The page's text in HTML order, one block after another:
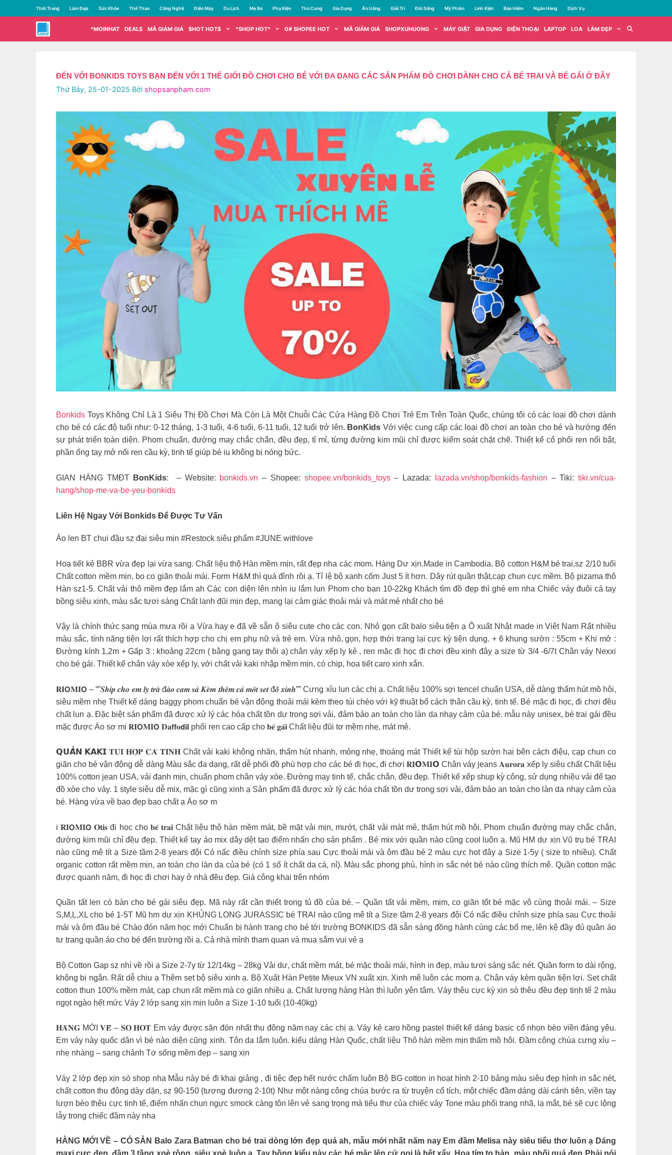
đến
dung
Thời Trang Làm Đẹp Sức Khỏe Thể Thao Công Nghệ Điện Máy Du Lịch Mẹ Bé Phụ Kiện Thú Cưng Gia Dụng Ăn Uống Giải Trí Đời Sống Mỹ Phẩm Linh Kiện Bảo Hiểm Ngân Hàng Dịch Vụ
*MOINHAT DEALS MÃ GIẢM GIÁ $HOT HOT$ *SHOP HOT* 0# SHOPEE HOT MÃ GIẢM GIÁ SHOPXUHUONG MÁY GIẶT GIA DỤNG ĐIỆN THOẠI LAPTOP LOA LÀM ĐẸP
ĐẾN VỚI BONKIDS TOYS BẠN ĐẾN VỚI 1 THẾ GIỚI ĐỒ CHƠI CHO BÉ VỚI ĐA DẠNG CÁC SẢN PHẨM ĐỒ CHƠI DÀNH CHO CẢ BÉ TRAI VÀ BÉ GÁI Ở ĐÂY
Thứ Bảy, 25-01-2025 Bởi shopsanpham.com
Bonkids Toys Không Chỉ Là 1 Siêu Thị Đồ Chơi Mà Còn Là Một Chuỗi Các Cửa Hàng Đồ Chơi Trẻ Em Trên Toàn Quốc, chúng tôi có các loại đồ chơi dành
cho bé có các độ tuổi như: 0-12 tháng, 1-3 tuổi, 4-6 tuổi, 6-11 tuổi, 12 tuổi trở lên. BonKids Với việc cung cấp các loại đồ chơi an toàn cho bé và hướng đến
sự phát triển toàn diện. Phom chuẩn, đường may chắc chắn, đều đẹp, tỉ mỉ, từng đường kim mũi chỉ được kiểm soát chặt chẽ. Thiết kế cổ phối ren nổi bật,
phần ống tay mở nối ren cầu kỳ, tinh tế giúp bé iu không bị nóng bức.
GIAN HÀNG TMĐT BonKids: – Website: bonkids.vn – Shopee: shopee.vn/bonkids_toys– Lazada: lazada.vn/shop/bonkids-fashion – Tiki: tiki.vn/cua-
hang/shop-me-va-be-yeu-bonkids
Liên Hệ Ngay Với Bonkids Để Được Tư Vấn
Áo len BT chui đầu sz đại siêu mịn #Restock siêu phẩm #JUNE withlove
Hoạ tiết kẻ BBR vừa đẹp lại vừa sang. Chất liệu thô Hàn mềm mịn, rất đẹp nha các mom. Hàng Dư xịn.Made in Cambodia. Bộ cotton H&M bé trai,sz 2/10 tuổi
Chất cotton mềm mịn, bo co giãn thoải mái. Form H&M thì quá đỉnh rồi ạ. Tỉ lệ bộ xanh cốm Just 5 ít hơn. Dây rút quần thật,cạp chun cực mềm. Bộ pizama thô
Hàn sz1-5. Chất vải thô mềm đẹp lắm ah Các con diện lên nhìn iu lắm lun Phom cho bạn 10-22kg Khách tìm đồ đẹp thì ghé em nha Chiếc váy đuôi cá tay
bồng siêu xinh, màu sắc tươi sáng Chất lanh đũi mịn đẹp, mang lại cảm giác thoải mái và mát mẻ nhất cho bé
Vậy là chính thức sang mùa mưa rồi ạ Vừa hay e đã về sẵn ô siêu cute cho các con. Nhỏ gọn cất balo siêu tiện ạ Ô xuất Nhật made in Viêt Nam Rất nhiều
màu sắc, tính năng tiện lợi rất thích hợp cho chị em phụ nữ và trẻ em. Vừa nhỏ, gọn, hợp thời trang lại cực kỳ tiện dụng. + 6 khung sườn : 55cm + Khi mở :
Đường kính 1,2m + Gấp 3 : khoảng 22cm ( bằng gang tay thôi ạ) chân váy xếp ly kẻ , ren mặc đi học đi chơi đều xinh đây ạ size từ 3/4 -6/7t Chân váy Nexxi
cho bé gái. Thiết kế chân váy xòe xếp ly, với chất vải kaki nhập mềm mịn, có chip, họa tiết caro xinh xắn.
𝐑𝐈𝗢𝐌𝐈𝗢 – “”𝑺𝒉𝒊𝒑 𝒄𝒉𝒐 𝒆𝒎 𝒍𝒚 𝒕𝒓𝒂̀ đ𝒂̀𝒐 𝒄𝒂𝒎 𝒔𝒂̉ 𝑲𝒆̀𝒎 𝒕𝒉𝒆̂𝒎 𝒄𝒂̉ 𝒎𝒐̂𝒕 𝒔𝒆𝒕 đ𝒐̂̀ 𝒙𝒊𝒏𝒉”” Cưng xỉu lun các chị ạ. Chất liệu 100% sợi tencel chuẩn USA, dễ dàng thấm hút mồ hôi,
siêu mềm nhẹ Thiết kế dáng baggy phom chuẩn bé vận động thoải mái kèm theo túi chéo với kỹ thuật bổ cách thân cầu kỳ, tinh tế. Bé mặc đi học, đi chơi đều
chất lun ạ. Đặc biệt sản phẩm đã được xử lý các hóa chất tồn dư trong sợi vải, đảm bảo an toàn cho làn da nhạy cảm của bé. mẫu này unisex, bé trai gái đều
mặc được Áo sơ mi 𝐑𝐈𝗢𝐌𝐈𝗢 𝐃𝐚𝗳𝗳𝐨𝗱𝐢𝐥 phối ren cao cấp cho 𝐛𝐞́ 𝐠𝐚́𝐢 Chất liệu đũi tơ mềm nhẹ, mát mẻ.
𝗤𝗨𝗔̂̀𝗡 𝗞𝗔𝗞𝗜 𝐓𝐔́𝐈 𝐇𝐎̣̂𝐏 𝐂𝐀́ 𝐓𝐈́𝐍𝐇 Chất vải kaki không nhăn, thấm hút nhanh, mỏng nhẹ, thoáng mát Thiết kế túi hộp sườn hai bên cách điệu, cạp chun co
giãn cho bé vận động dễ dàng Màu sắc đa dạng, rất dễ phối đồ phù hợp cho các bé đi học, đi chơi 𝐑𝐈𝗢𝐌𝐈𝗢 Chân váy jeans 𝐀𝐮𝐫𝐨𝐫𝐚 xếp ly siêu chất Chất liệu
100% cotton jean USA, vải đanh mịn, chuẩn phom chân váy xòe. Đường may tinh tế, chắc chắn, đều đẹp. Thiết kế xếp shup kỳ công, sử dụng nhiều vải để tạo
đồ xòe cho váy. 1 style siêu dễ mix, mặc gì cũng xinh ạ Sản phẩm đã được xử lý các hóa chất tồn dư trong sợi vải, đảm bảo an toàn cho làn da nhạy cảm của
bé. Hàng vừa về bao đẹp bao chất ạ Áo sơ m
i 𝐑𝐈𝗢𝐌𝐈𝗢 𝐎𝐭𝐢𝐬 đi học cho 𝐛𝐞́ 𝐭𝐫𝐚𝐢 Chất liệu thô hàn mềm mát, bề mặt vải mịn, mướt, chất vải mát mẻ, thấm hút mồ hôi. Phom chuẩn đường may chắc chắn,
đường kim mũi chỉ đều đẹp. Thiết kế tay áo mix dây dệt tạo điểm nhấn cho sản phẩm . Bé mix với quần nào cũng cool luôn ạ. Mũ HM dư xịn Vũ trụ bé TRAI
nào cũng mê tít ạ Size tầm 2-8 years đội Có nấc điều chỉnh size phía sau Cực thoải mái và ôm đầu bé 2 màu cực hot đây ạ Size 1-5y ( size to nhiều). Chất
organic cotton rất mềm mịn, an toàn cho làn da của bé (có 1 số ít chất da cá, nỉ). Màu sắc phong phú, hình in sắc nét bé nào cũng thích mê. Quần cotton mặc
được quanh năm, đi học đi chơi hay ở nhà đều đẹp. Giá công khai trên nhóm
Quần tất len có bàn cho bé gái siêu đẹp. Mã này rất cần thiết trong tủ đồ của bé. – Quần tất vải mềm, mịm, co giãn tốt bé mặc vô cùng thoải mái. – Size
S,M,L,XL cho bé 1-5T Mũ hm dư xịn KHỦNG LONG JURASSIC bé TRAI nào cũng mê tít ạ Size tầm 2-8 years đội Có nấc điều chỉnh size phía sau Cực thoải
mái và ôm đầu bé Chào đón năm học mới Chuẩn bị hành trang cho bé tới trường BONKIDS đã sẵn sàng đồng hành cùng các bố mẹ, lên kệ đầy đủ quần áo
tư trang quần áo cho bé đến trường rồi ạ. Cả nhà mình tham quan và mua sắm vui vẻ ạ
Bộ Cotton Gap sz nhí về rồi ạ Size 2-7y từ 12/14kg – 28kg Vải dư, chất mềm mát, bé mặc thoải mái, hình in đẹp, màu tươi sáng sắc nét. Quần form to dài rộng,
không bị ngắn. Rất dễ chịu ạ Thêm set bộ siêu xinh ạ. Bộ Xuất Hàn Petite Mieux VN xuất xịn. Xinh mê luôn các mom ạ. Chân váy kèm quần tiện lợi. Set chất
cotton thun 100% mềm mát, cạp chun rất mềm mà co giãn nhiều ạ. Chất lượng hàng Hàn thì luôn yên tâm. Váy thêu cực kỳ xịn sò thêu đều đẹp tinh tế 2 màu
ngọt ngào hết mức Váy 2 lớp sang xịn mịn luôn ạ Size 1-10 tuổi (10-40kg)
𝐇𝐀̀𝐍𝐆 MỚI 𝐕𝐄̂̀ – 𝐒𝐎 𝐇𝐎𝐓 Em váy được săn đón nhất thu đông năm nay các chị ạ. Váy kẻ caro hồng pastel thiết kế dáng basic cổ nhọn bèo viền đáng yêu.
Em váy này quốc dân vì bé nào diện cũng xinh. Tôn da lắm luôn. kiểu dáng Hàn Quốc, chất liệu Thô hàn mềm mịn thấm mồ hôi. Đầm công chúa cưng xỉu –
nhẹ nhàng – sang chảnh Tơ sống mềm đẹp – sang xịn
Váy 2 lớp đẹp xịn sò shop nha Mẫu này bé đi khai giảng , đi tiệc đẹp hết nước chấm luôn Bộ BG cotton in hoạt hình 2-10 bảng màu siêu đẹp hình in sắc nét,
chất cotton thu đông dày dặn, sz 90-150 (tương đương 2-10t) Như một nàng công chúa bước ra từ truyện cổ tích, một chiếc đầm dáng dài cánh tiên, viền tay
lượn bèo thêu cực tinh tế, điểm nhấn chun ngực smock càng tôn lên vẻ sang trọng mà tiểu thư của chiếc váy Tone màu phối trang nhã, lạ mắt, bé sẽ cực lộng
lẫy trong chiếc đầm này nha
HÀNG MỚI VỀ – CÓ SẴN Balo Zara Batman cho bé trai dòng lớn đẹp quá ah, mẫu mới nhất năm nay Em đầm Melisa này siêu tiểu thơ luôn ạ Dáng